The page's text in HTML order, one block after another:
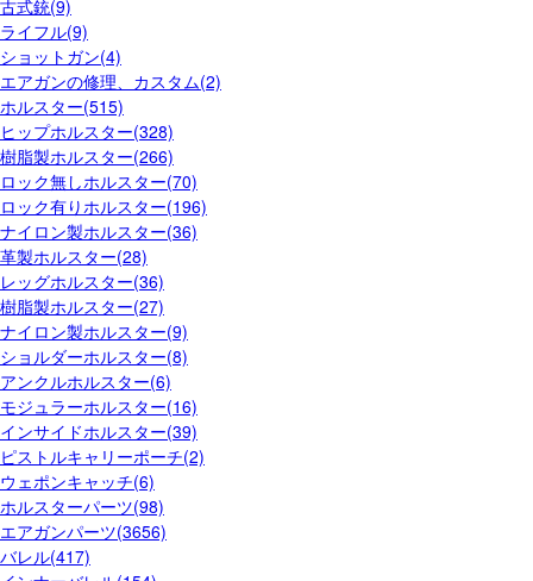
古式銃(9)
ライフル(9)
ショットガン(4)
エアガンの修理、カスタム(2)
ホルスター(515)
ヒップホルスター(328)
樹脂製ホルスター(266)
ロック無しホルスター(70)
ロック有りホルスター(196)
ナイロン製ホルスター(36)
革製ホルスター(28)
レッグホルスター(36)
樹脂製ホルスター(27)
ナイロン製ホルスター(9)
ショルダーホルスター(8)
アンクルホルスター(6)
モジュラーホルスター(16)
インサイドホルスター(39)
ピストルキャリーポーチ(2)
ウェポンキャッチ(6)
ホルスターパーツ(98)
エアガンパーツ(3656)
バレル(417)